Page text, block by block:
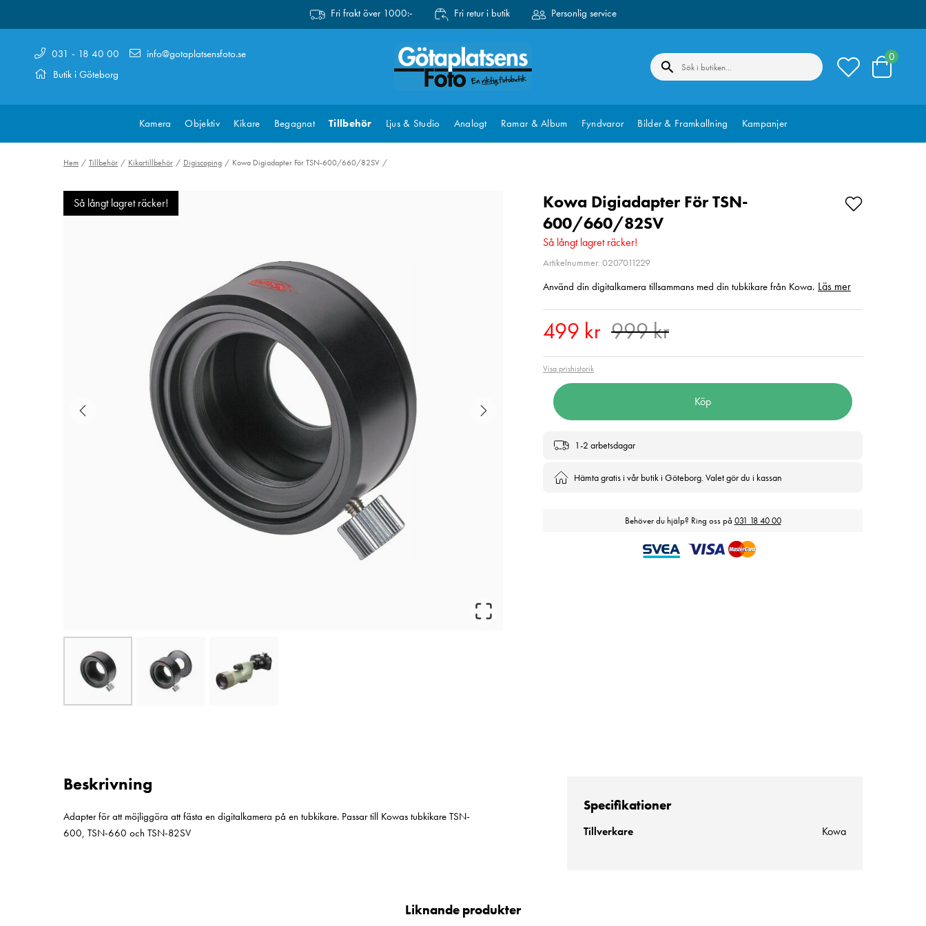
Fri frakt över 1000:- Fri retur i butik Personlig service
031 - 18 40 00
Butik i Göteborg
info@gotaplatsensfoto.se 0
Kamera Objektiv Kikare Begagnat Tillbehör Ljus & Studio Analogt Ramar & Album Fyndvaror Bilder & Framkallning Kampanjer
Hem Tillbehör Kikartillbehör Digiscoping Kowa Digiadapter För TSN-600/660/82SV
Så långt lagret räcker!
Kowa Digiadapter För TSN-
600/660/82SV
Så långt lagret räcker!
Artikelnummer: 0207011229
Använd din digitalkamera tillsammans med din tubkikare från Kowa. Läs mer
Nuvarande pris
499 kr 999 kr
Visa prishistorik
Köp
1-2 arbetsdagar
Hämta gratis i vår butik i Göteborg. Valet gör du i kassan
Behöver du hjälp? Ring oss på 031 18 40 00
Beskrivning
Adapter för att möjliggöra att fästa en digitalkamera på en tubkikare. Passar till Kowas tubkikare TSN-
600, TSN-660 och TSN-82SV
Specifikationer
Tillverkare Kowa
Liknande produkter